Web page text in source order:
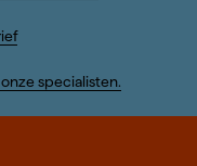
specialisten.